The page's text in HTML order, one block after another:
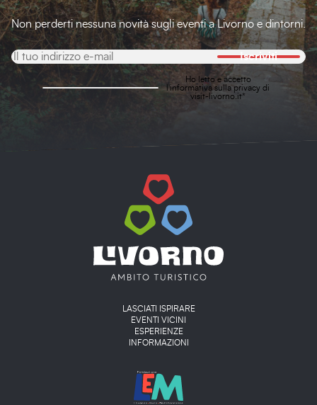
Non perderti nessuna novità sugli eventi a Livorno e dintorni.
Iscriviti
Ho letto e accetto
l'informativa sulla privacy di
visit-livorno.it*
LASCIATI ISPIRARE
EVENTI VICINI
ESPERIENZE
INFORMAZIONI